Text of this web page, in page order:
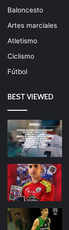
Baloncesto
Artes marciales
Atletismo
Ciclismo
Fútbol
BEST VIEWED